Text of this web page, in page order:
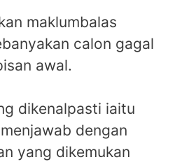
maklumbalas
calon gagal
awal.
dikenalpasti iaitu
dengan
yang dikemukan